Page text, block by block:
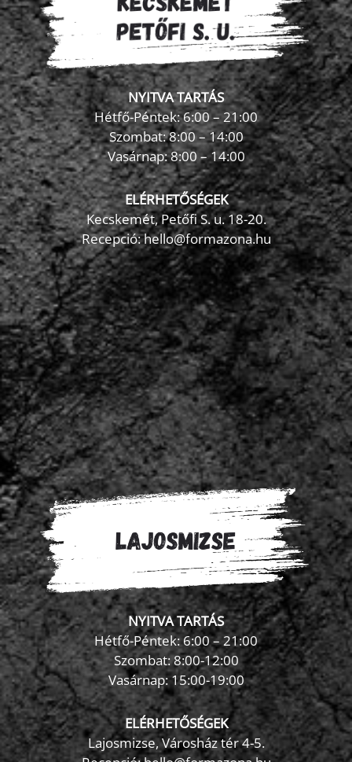
NYITVA TARTÁS
Hétfő-Péntek: 6:00 – 21:00
Szombat: 8:00 – 14:00
Vasárnap: 8:00 – 14:00
ELÉRHETŐSÉGEK
Kecskemét, Petőfi S. u. 18-20.
Recepció: hello@formazona.hu
NYITVA TARTÁS
Hétfő-Péntek: 6:00 – 21:00
Szombat: 8:00-12:00
Vasárnap: 15:00-19:00
ELÉRHETŐSÉGEK
Lajosmizse, Városház tér 4-5.
FormaZona chatbot ×